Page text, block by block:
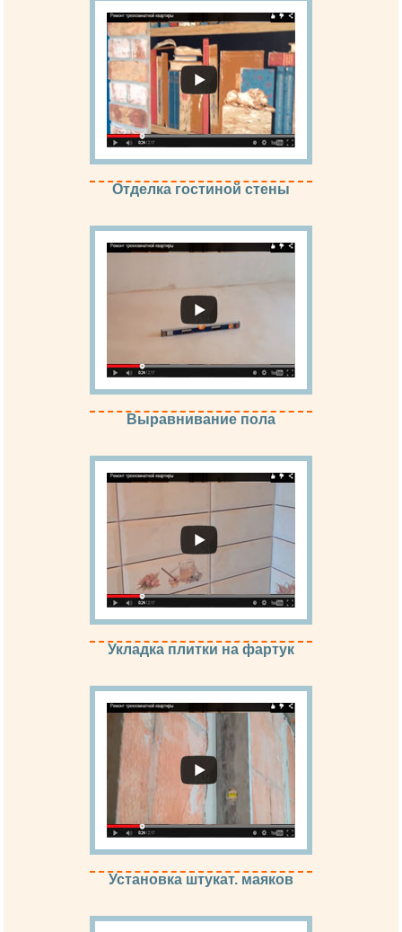
Отделка гостиной стены
Выравнивание пола
Укладка плитки на фартук
Установка штукат. маяков